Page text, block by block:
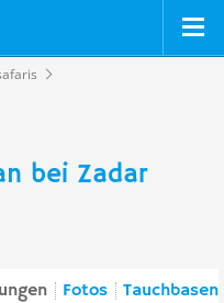
bei Zadar
Fotos